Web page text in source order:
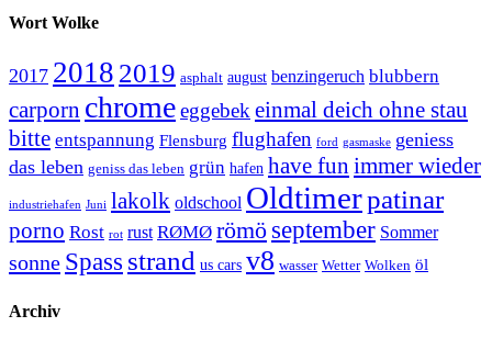
Wort Wolke
2017 2018 2019 asphalt august benzingeruch blubbern
carporn chromeeggebekeinmal deich ohne stau
bitte entspannung Flensburg flughafen ford gasmaske geniess
das leben geniss das leben grün hafen have fun immer wieder
industriehafen Juni lakolk oldschool Oldtimerpatinar
porno Rost rot rust RØMØ römö september Sommer
sonne Spass strand us cars v8 wasser Wetter Wolken öl
Archiv